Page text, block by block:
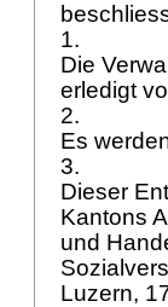
1.
Die
erledigt
2.
Es
3.
Dieser
Kantons
und
Luzern,